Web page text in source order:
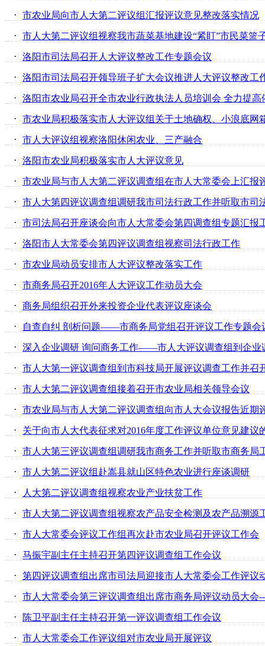
·
市农业局向市人大第二评议组汇报评议意见整改落实情况
·
市人大第二评议组视察我市蔬菜基地建设“紧盯”市民菜篮
·
洛阳市司法局召开人大评议整改工作专题会议
·
洛阳市司法局召开领导班子扩大会议推进人大评议整改工
·
洛阳市农业局召开全市农业行政执法人员培训会 全力提高
·
·
市人大评议组视察洛阳休闲农业、三产融合
·
洛阳市农业局积极落实市人大评议意见
·
市农业局与市人大第二评议调查组在市人大常委会上汇报
·
市人大第四评议调查组调研我市司法行政工作并听取市司
·
市司法局召开座谈会向市人大常委会第四调查组专题汇报
·
洛阳市人大常委会第四评议调查组视察司法行政工作
·
市农业局动员安排市人大评议整改落实工作
·
市商务局召开2016年人大评议工作动员大会
·
商务局组织召开外来投资企业代表评议座谈会
·
自查自纠 剖析问题——市商务局党组召开评议工作专题会
·
深入企业调研 询问商务工作——市人大评议调查组到企业
·
市人大第一评议调查组到市科技局开展评议调查工作并召
·
市人大第二评议调查组接着召开市农业局相关领导会议
·
市农业局与市人大第二评议调查组向市人大会议报告近期
·
关于向市人大代表征求对2016年度工作评议单位意见建议
·
市人大第三评议调查组调研我市商务工作并听取市商务局
·
市人大第二评议组赴嵩县就山区特色农业进行座谈调研
·
人大第二评议调查组视察农业产业扶贫工作
·
市人大第二评议调查组视察农产品安全检测及农产品溯源
·
市人大常委会评议工作组再次赴市农业局召开评议工作会
·
马振宇副主任主持召开第四评议调查组工作会议
·
第四评议调查组出席市司法局迎接市人大常委会工作评议
·
·
陈卫平副主任主持召开第一评议调查组工作会议
·
市人大常委会工作评议组对市农业局开展评议